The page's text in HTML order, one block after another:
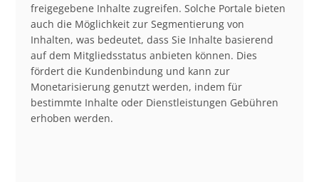
freigegebene Inhalte zugreifen. Solche Portale bieten
auch die Möglichkeit zur Segmentierung von
Inhalten, was bedeutet, dass Sie Inhalte basierend
auf dem Mitgliedsstatus anbieten können. Dies
fördert die Kundenbindung und kann zur
Monetarisierung genutzt werden, indem für
bestimmte Inhalte oder Dienstleistungen Gebühren
erhoben werden.